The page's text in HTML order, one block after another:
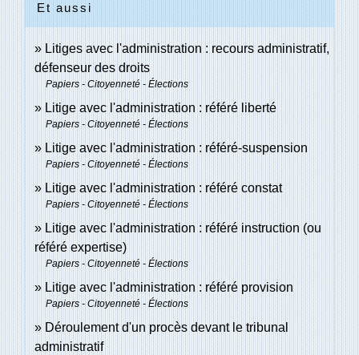
Et aussi
Litiges avec l'administration : recours administratif,
défenseur des droits
Papiers - Citoyenneté - Élections
Litige avec l'administration : référé liberté
Papiers - Citoyenneté - Élections
Litige avec l'administration : référé-suspension
Papiers - Citoyenneté - Élections
Litige avec l'administration : référé constat
Papiers - Citoyenneté - Élections
Litige avec l'administration : référé instruction (ou
référé expertise)
Papiers - Citoyenneté - Élections
Litige avec l'administration : référé provision
Papiers - Citoyenneté - Élections
Déroulement d'un procès devant le tribunal
administratif